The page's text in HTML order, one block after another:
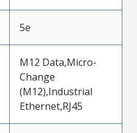
5e
M12 Data,Micro-
Change
(M12),Industrial
Ethernet,RJ45